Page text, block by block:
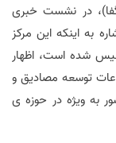
در نشست خبری
به اینکه این مرکز
با نام مگفا تاسیس شده است، اظهار
توسعه مصادیق و
به ویژه در حوزه ی